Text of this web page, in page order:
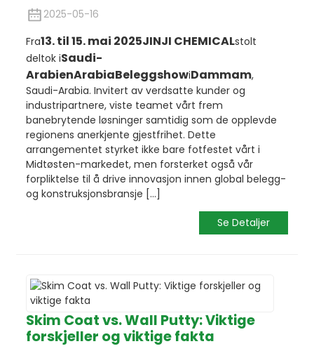
2025-05-16
Fra13. til 15. mai 2025JINJI CHEMICALstolt
deltok iSaudi-
ArabienArabiaBeleggshowiDammam,
Saudi-Arabia. Invitert av verdsatte kunder og
industripartnere, viste teamet vårt frem
banebrytende løsninger samtidig som de opplevde
regionens anerkjente gjestfrihet. Dette
arrangementet styrket ikke bare fotfestet vårt i
Midtøsten-markedet, men forsterket også vår
forpliktelse til å drive innovasjon innen global belegg-
og konstruksjonsbransje [...]
Se Detaljer
Skim Coat vs. Wall Putty: Viktige
forskjeller og viktige fakta